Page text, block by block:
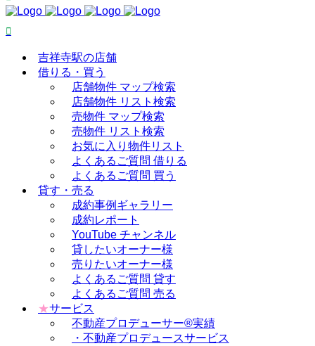
吉祥寺駅の店舗
借りる・買う
店舗物件 マップ検索
店舗物件 リスト検索
売物件 マップ検索
売物件 リスト検索
お気に入り物件リスト
よくあるご質問 借りる
よくあるご質問 買う
貸す・売る
成約事例ギャラリー
成約レポート
YouTube チャンネル
貸したいオーナー様
売りたいオーナー様
よくあるご質問 貸す
よくあるご質問 売る
★サービス
不動産プロデューサー®実績
・不動産プロデュースサービス